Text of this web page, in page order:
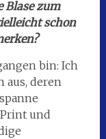
Blase zum
schon
bin: Ich
aus, deren
und